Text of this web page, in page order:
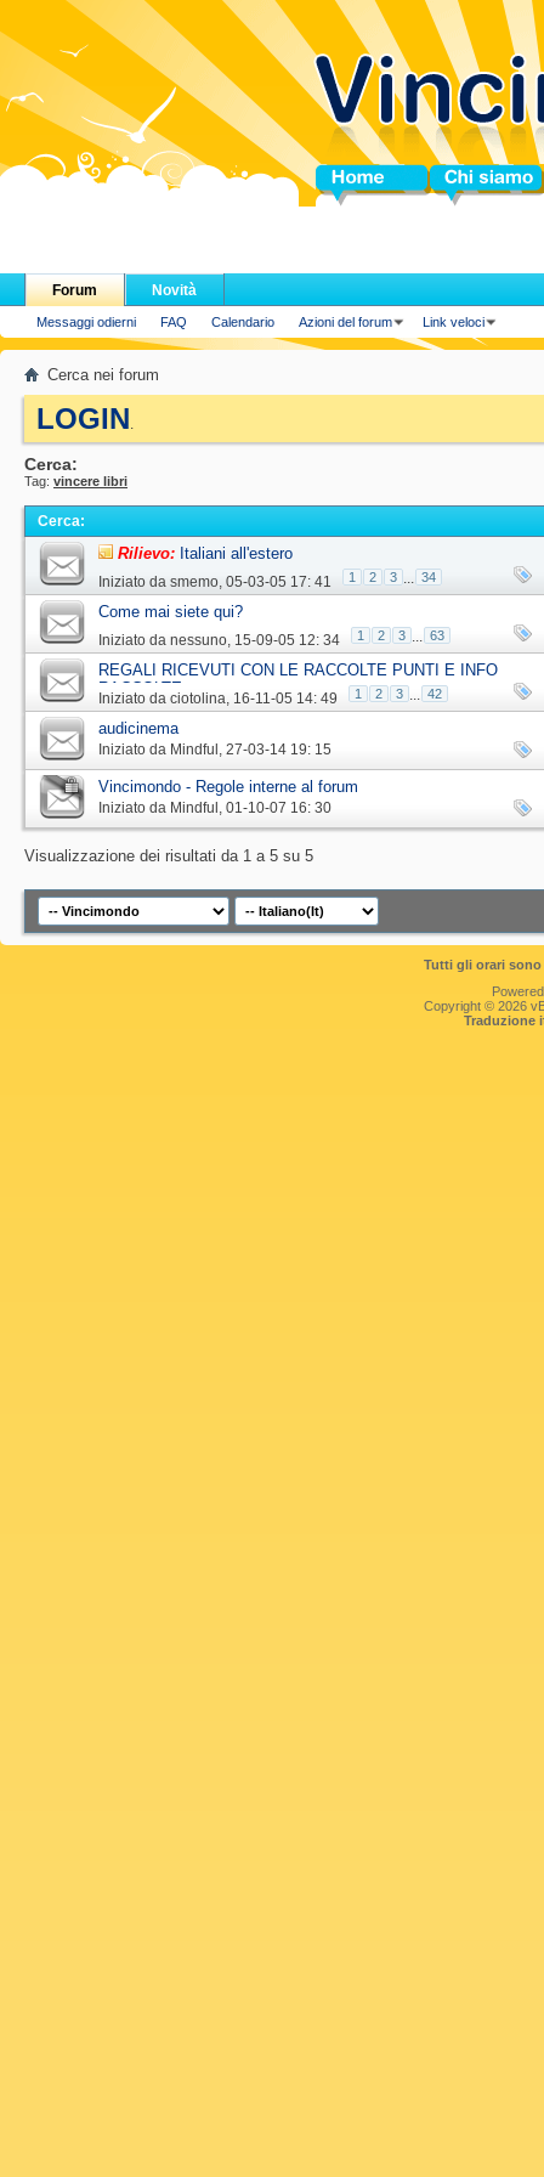
Home Chi siamo
Forum
Messaggi odierni FAQ Calendario Azioni del forum Link veloci
Novità
Cerca nei forum
LOGIN.
Cerca:
Tag: vincere libri
Cerca:
Rilievo: Italiani all'estero
Iniziato da smemo‎, 05-03-05 17: 41 1 2 3 ... 34
Come mai siete qui?
Iniziato da nessuno‎, 15-09-05 12: 34 1 2 3 ... 63
REGALI RICEVUTI CON LE RACCOLTE PUNTI E INFO
RACCOLTE
Iniziato da ciotolina‎, 16-11-05 14: 49 1 2 3 ... 42
audicinema
Iniziato da Mindful ‎, 27-03-14 19: 15
Vincimondo - Regole interne al forum
Iniziato da Mindful ‎, 01-10-07 16: 30
Visualizzazione dei risultati da 1 a 5 su 5
Tutti gli orari
Copyright © 2026
Traduzione